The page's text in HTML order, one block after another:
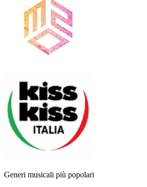
Generi musicali più popolari